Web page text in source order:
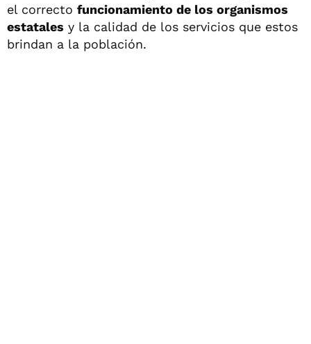
el correcto funcionamiento de los organismos
estatales y la calidad de los servicios que estos
brindan a la población.